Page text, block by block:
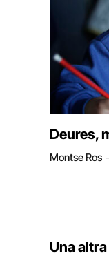
Deures,
Montse Ros
Una